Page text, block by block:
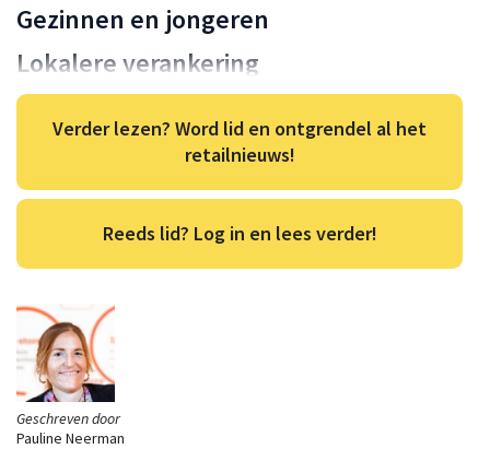
Geschreven door
Pauline Neerman
Gezinnen en jongeren
Lokalere verankering
Verder lezen? Word lid en ontgrendel al het
retailnieuws!
Reeds lid? Log in en lees verder!